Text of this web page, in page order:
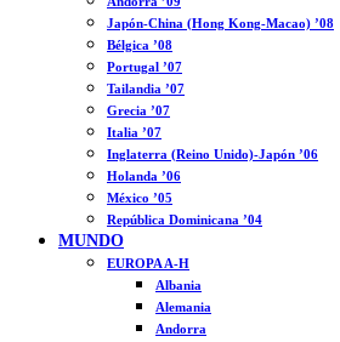
Japón-China (Hong Kong-Macao) ’08
Bélgica ’08
Portugal ’07
Tailandia ’07
Grecia ’07
Italia ’07
Inglaterra (Reino Unido)-Japón ’06
Holanda ’06
México ’05
República Dominicana ’04
MUNDO
EUROPA A-H
Albania
Alemania
Andorra